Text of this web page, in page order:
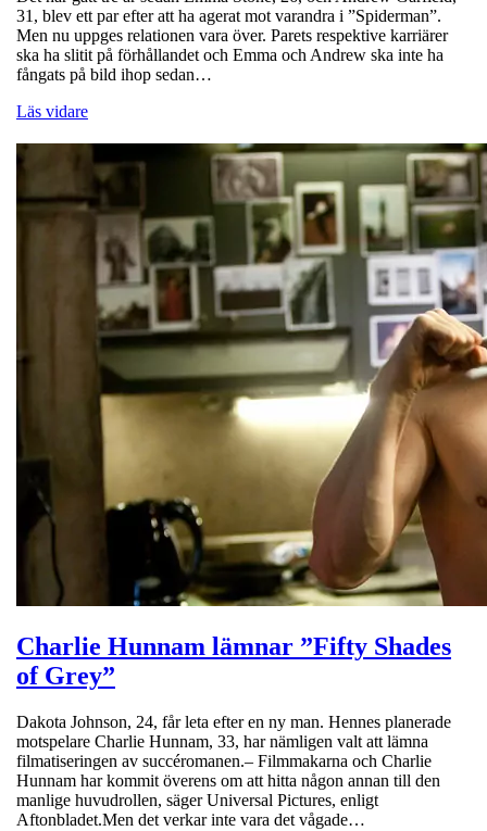
31, blev ett par efter att ha agerat mot varandra i ”Spiderman”.
Men nu uppges relationen vara över. Parets respektive karriärer
ska ha slitit på förhållandet och Emma och Andrew ska inte ha
fångats på bild ihop sedan…
Läs vidare
Charlie Hunnam lämnar ”Fifty Shades
of Grey”
Dakota Johnson, 24, får leta efter en ny man. Hennes planerade
motspelare Charlie Hunnam, 33, har nämligen valt att lämna
filmatiseringen av succéromanen.– Filmmakarna och Charlie
Hunnam har kommit överens om att hitta någon annan till den
manlige huvudrollen, säger Universal Pictures, enligt
Aftonbladet.Men det verkar inte vara det vågade…